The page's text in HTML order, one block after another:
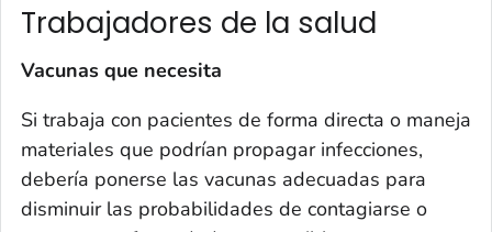
Trabajadores de la salud
Vacunas que necesita
Si trabaja con pacientes de forma directa o maneja
materiales que podrían propagar infecciones,
debería ponerse las vacunas adecuadas para
disminuir las probabilidades de contagiarse o